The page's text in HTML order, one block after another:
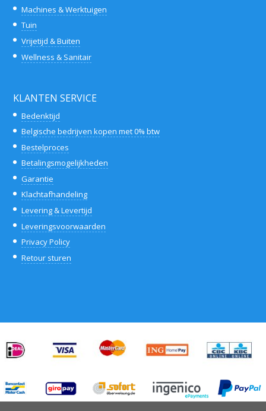
Machines & Werktuigen
Tuin
Vrijetijd & Buiten
Wellness & Sanitair
KLANTEN SERVICE
Bedenktijd
Belgische bedrijven kopen met 0% btw
Bestelproces
Betalingsmogelijkheden
Garantie
Klachtafhandeling
Levering & Levertijd
Leveringsvoorwaarden
Privacy Policy
Retour sturen